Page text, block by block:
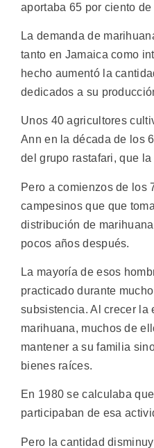
aportaba 65 por ciento
La demanda de
tanto en Jamaica como
hecho aumentó la
dedicados a su
Unos 40 agricultores
Ann en la década de los
del grupo rastafari, que
Pero a comienzos de los
campesinos que que
distribución de
pocos años después.
La mayoría de esos
practicado durante
subsistencia. Al crecer la
marihuana, muchos de
mantener a su familia
bienes raíces.
En 1980 se calculaba
participaban de esa
Pero la cantidad